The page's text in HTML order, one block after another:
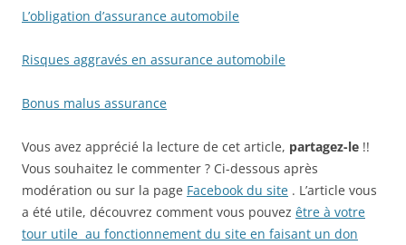
L’obligation d’assurance automobile
Risques aggravés en assurance automobile
Bonus malus assurance
Vous avez apprécié la lecture de cet article, partagez-le !!
Vous souhaitez le commenter ? Ci-dessous après
modération ou sur la page Facebook du site . L’article vous
a été utile, découvrez comment vous pouvez être à votre
tour utile au fonctionnement du site en faisant un don